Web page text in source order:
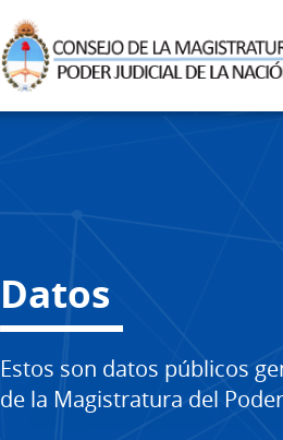
Datos
Estos son datos públicos
de la Magistratura del